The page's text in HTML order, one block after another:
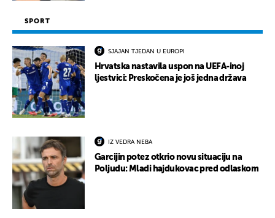
SPORT
SJAJAN TJEDAN U EUROPI
Hrvatska nastavila uspon na UEFA-inoj
ljestvici: Preskočena je još jedna država
IZ VEDRA NEBA
Garcijin potez otkrio novu situaciju na
Poljudu: Mladi hajdukovac pred odlaskom